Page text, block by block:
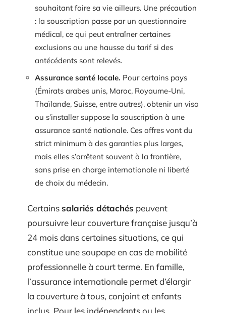
souhaitant faire sa vie ailleurs. Une précaution
: la souscription passe par un questionnaire
médical, ce qui peut entraîner certaines
exclusions ou une hausse du tarif si des
antécédents sont relevés.
Assurance santé locale. Pour certains pays
(Émirats arabes unis, Maroc, Royaume-Uni,
Thaïlande, Suisse, entre autres), obtenir un visa
ou s’installer suppose la souscription à une
assurance santé nationale. Ces offres vont du
strict minimum à des garanties plus larges,
mais elles s’arrêtent souvent à la frontière,
sans prise en charge internationale ni liberté
de choix du médecin.
Certainssalariés détachés peuvent
poursuivre leur couverture française jusqu’à
24 mois dans certaines situations, ce qui
constitue une soupape en cas de mobilité
professionnelle à court terme. En famille,
l’assurance internationale permet d’élargir
la couverture à tous, conjoint et enfants
inclus. Pour les indépendants ou les